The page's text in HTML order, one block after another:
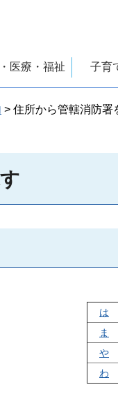
医療・福祉 子育
> 住所から管轄消防署
は
ま
や
わ